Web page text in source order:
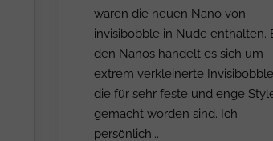
waren die neuen Nano von
invisibobble in Nude enthalten.
den Nanos handelt es sich um
extrem verkleinerte
die für sehr feste und enge
gemacht worden sind. Ich
persönlich...